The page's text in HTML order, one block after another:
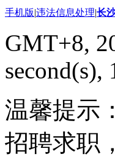
手机版|违法信息处理|长
GMT+8,
second(s),
温馨提示
招聘求职